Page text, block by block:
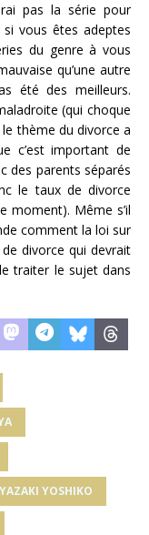
pas la série pour
vous êtes adeptes
du genre à vous
qu’une autre
été des meilleurs.
(qui choque
thème du divorce a
c’est important de
des parents séparés
le taux de divorce
moment). Même s’il
comment la loi sur
divorce qui devrait
traiter le sujet dans
YOSHIKO